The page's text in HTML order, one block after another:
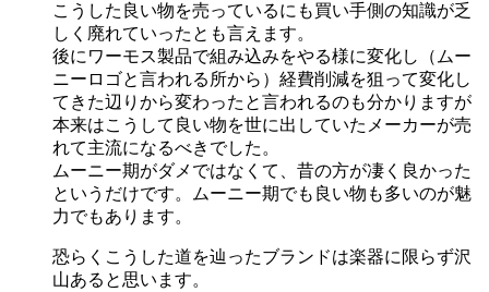
こうした良い物を売っているにも買い手側の知識が乏
しく廃れていったとも言えます。
後にワーモス製品で組み込みをやる様に変化し（ムー
ニーロゴと言われる所から）経費削減を狙って変化し
てきた辺りから変わったと言われるのも分かりますが
本来はこうして良い物を世に出していたメーカーが売
れて主流になるべきでした。
ムーニー期がダメではなくて、昔の方が凄く良かった
というだけです。ムーニー期でも良い物も多いのが魅
力でもあります。
恐らくこうした道を辿ったブランドは楽器に限らず沢
山あると思います。